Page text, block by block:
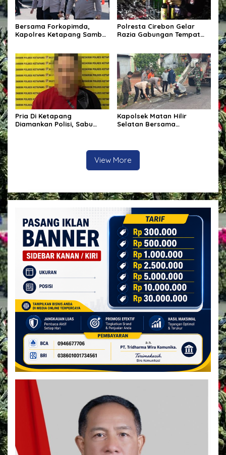
Bersama Forkopimda,
Kapolres Ketapang Sambut
Kabupaten Ketapang
Polresta Cirebon Gelar
Razia Gabungan Tempat
Pria Di Ketapang
Diamankan Polisi, Sabu
Kapolsek Matan Hilir
Selatan Bersama
Keselamatan Pengguna
Jalan
View More